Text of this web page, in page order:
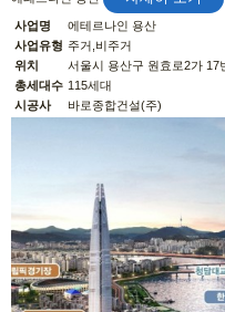
사업명
에테르나인 용산
사업유형 주거,비주거
위치
서울시 용산구 원효로2가 17
총세대수 115세대
시공사
바로종합건설(주)